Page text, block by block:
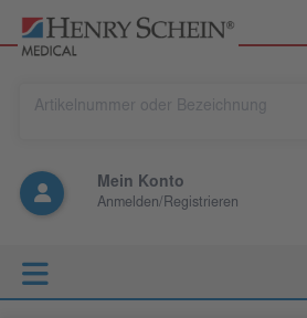
Mein Konto
Anmelden/Registrieren